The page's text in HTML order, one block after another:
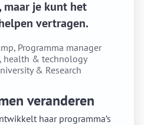
maar je kunt het
vertragen.
Programma manager
health & technology
& Research
veranderen
haar programma’s